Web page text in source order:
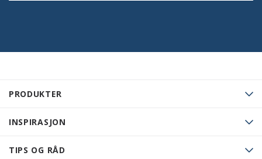
PRODUKTER
INSPIRASJON
TIPS OG RÅD